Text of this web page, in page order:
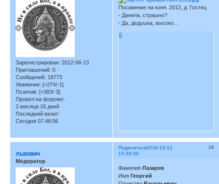
Зарегистрирован: 2012-06-13
Приглашений: 0
Сообщений: 18773
Уважение: [+274/-1]
Позитив: [+383/-3]
Провел на форуме:
2 месяца 16 дней
Последний визит:
Сегодня 07:48:56
Посажение на коня. 2013, д. Гостец
- Данила, страшно?
- Да, дедушка, высоко...
0
Поделиться 16
2016-10-12
15:33:30
львович
Модератор
ФамилияЛазарев
ИмяГеоргий